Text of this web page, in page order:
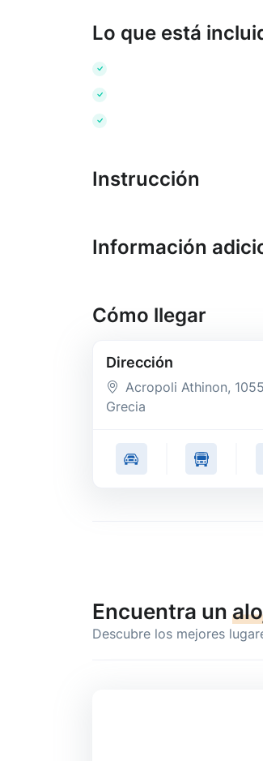
Lo que está
Instrucción
Información
Cómo llegar
Dirección
Acropoli Athinon,
Grecia
Encuentra un
Descubre los mejores